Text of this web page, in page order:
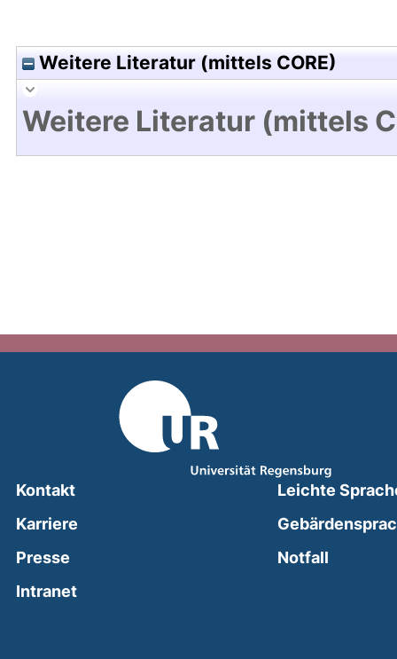
Weitere Literatur (mittels CORE)
Weitere Literatur (mittels
Kontakt
Karriere
Presse
Intranet(external link, opens in a new window)
Leichte
Notfall